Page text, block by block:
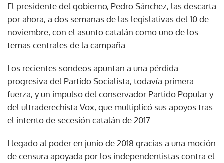
El presidente del gobierno, Pedro Sánchez, las descarta
por ahora, a dos semanas de las legislativas del 10 de
noviembre, con el asunto catalán como uno de los
temas centrales de la campaña.
Los recientes sondeos apuntan a una pérdida
progresiva del Partido Socialista, todavía primera
fuerza, y un impulso del conservador Partido Popular y
del ultraderechista Vox, que multiplicó sus apoyos tras
el intento de secesión catalán de 2017.
Llegado al poder en junio de 2018 gracias a una moción
de censura apoyada por los independentistas contra el